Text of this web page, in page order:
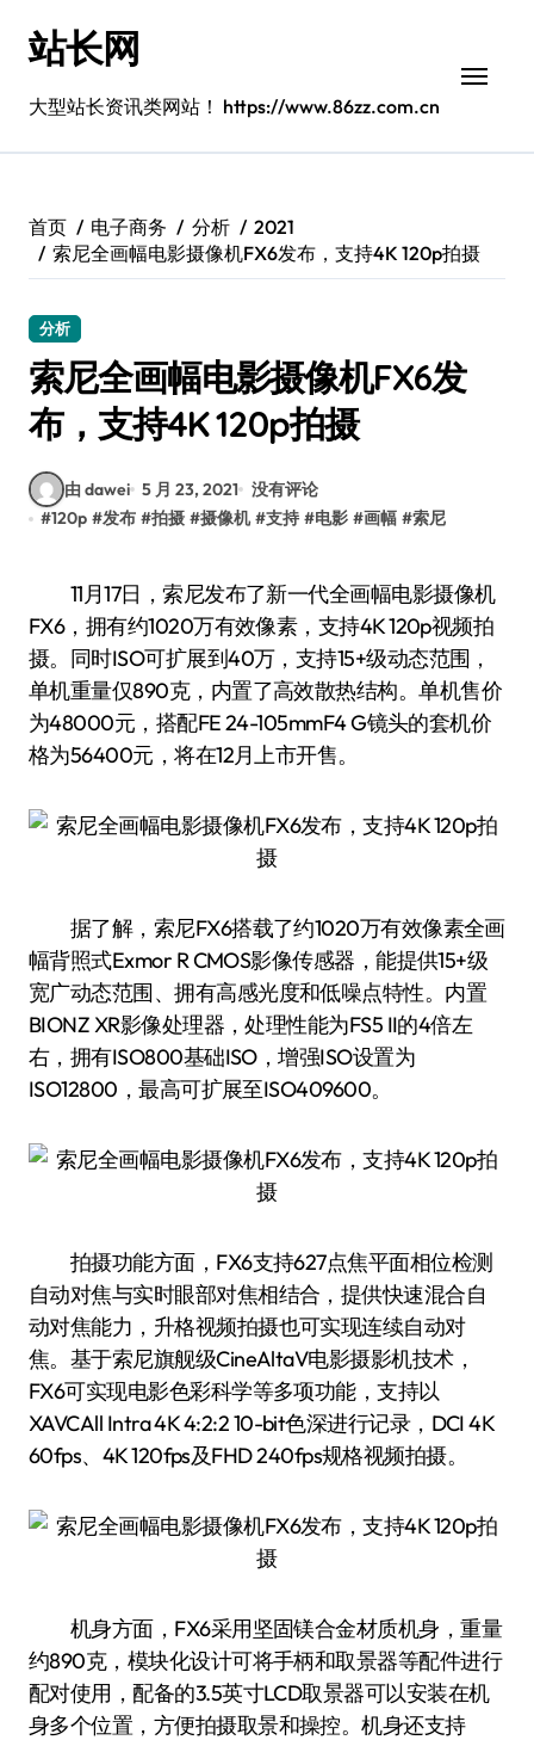
站长网
大型站长资讯类网站！ https://www.86zz.com.cn
首页 电子商务 分析
2021
索尼全画幅电影摄像机FX6发布，支持4K 120p拍摄
分析
索尼全画幅电影摄像机FX6发
布，支持4K 120p拍摄
由 dawei 5 月 23, 2021 没有评论
#120p #发布 #拍摄 #摄像机 #支持 #电影 #画幅 #索尼
11月17日，索尼发布了新一代全画幅电影摄像机
FX6，拥有约1020万有效像素，支持4K 120p视频拍
摄。同时ISO可扩展到40万，支持15+级动态范围，
单机重量仅890克，内置了高效散热结构。单机售价
为48000元，搭配FE 24-105mmF4 G镜头的套机价
格为56400元，将在12月上市开售。
据了解，索尼FX6搭载了约1020万有效像素全画
幅背照式Exmor R CMOS影像传感器，能提供15+级
宽广动态范围、拥有高感光度和低噪点特性。内置
BIONZ XR影像处理器，处理性能为FS5 II的4倍左
右，拥有ISO800基础ISO，增强ISO设置为
ISO12800，最高可扩展至ISO409600。
拍摄功能方面，FX6支持627点焦平面相位检测
自动对焦与实时眼部对焦相结合，提供快速混合自
动对焦能力，升格视频拍摄也可实现连续自动对
焦。基于索尼旗舰级CineAltaV电影摄影机技术，
FX6可实现电影色彩科学等多项功能，支持以
XAVCAll Intra 4K 4:2:2 10-bit色深进行记录，DCI 4K
60fps、4K 120fps及FHD 240fps规格视频拍摄。
机身方面，FX6采用坚固镁合金材质机身，重量
约890克，模块化设计可将手柄和取景器等配件进行
配对使用，配备的3.5英寸LCD取景器可以安装在机
身多个位置，方便拍摄取景和操控。机身还支持